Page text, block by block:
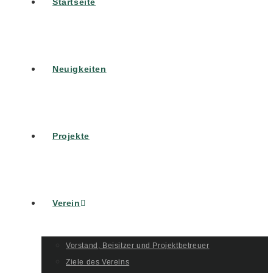
Neuigkeiten
Projekte
Verein
Vorstand, Beisitzer und Projektbetreuer
Ziele des Vereins